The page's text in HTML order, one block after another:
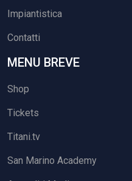
Impiantistica
Contatti
MENU BREVE
Shop
Tickets
Titani.tv
San Marino Academy